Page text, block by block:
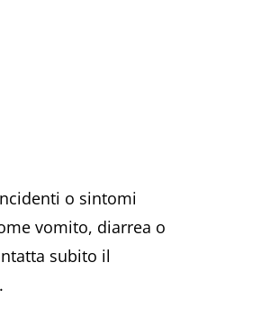
o sintomi
vomito, diarrea o
subito il